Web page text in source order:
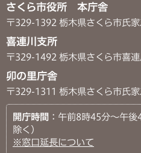
さくら市役所 本庁舎
〒329-1392 栃木県さくら市氏
喜連川支所
〒329-1492 栃木県さくら市喜
卯の里庁舎
〒329-1311 栃木県さくら市氏
開庁時間 ：午前8時45分～午
除く）
※窓口延長について